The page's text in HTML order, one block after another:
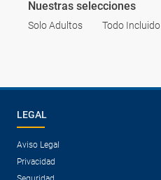
Nuestras selecciones
Solo Adultos Todo Incluido
LEGAL
Aviso Legal
Privacidad